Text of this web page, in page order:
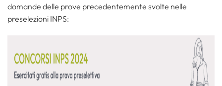
domande delle prove precedentemente svolte nelle
preselezioni INPS: